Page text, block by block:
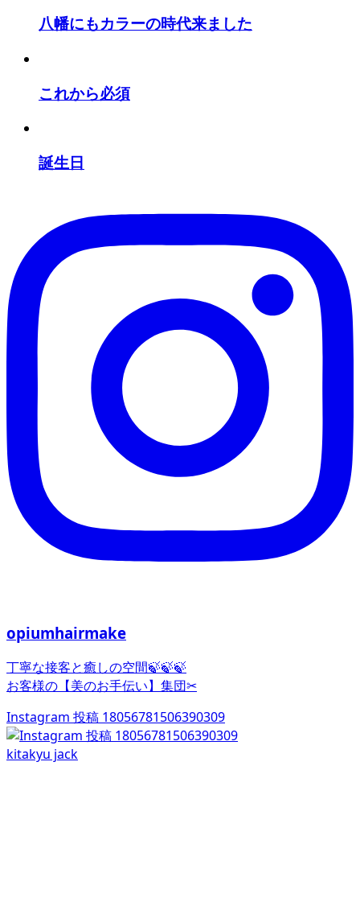
八幡にもカラーの時代来ました
これから必須
誕生日
opiumhairmake
丁寧な接客と癒しの空間🍃🍃🍃
お客様の【美のお手伝い】集団✂︎
Instagram 投稿 18056781506390309
kitakyu jack